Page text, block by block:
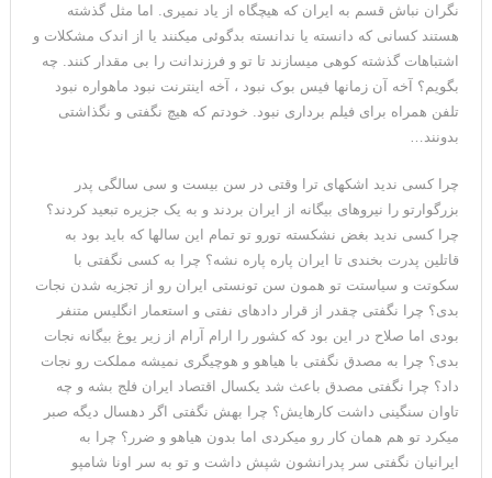
نگران نباش قسم به ایران که هیچگاه از یاد نمیری. اما مثل گذشته
هستند کسانی که دانسته یا ندانسته بدگوئی میکنند یا از اندک مشکلات و
اشتباهات گذشته کوهی میسازند تا تو و فرزندانت را بی مقدار کنند. چه
بگویم؟ آخه آن زمانها فیس بوک نبود ، آخه اینترنت نبود ماهواره نبود
تلفن همراه برای فیلم برداری نبود. خودتم که هیچ نگفتی و نگذاشتی
بدونند…
چرا کسی ندید اشکهای ترا وقتی در سن بیست و سی سالگی پدر
بزرگوارتو را نیروهای بیگانه از ایران بردند و به یک جزیره تبعید کردند؟
چرا کسی ندید بغض نشکسته تورو تو تمام این سالها که باید بود به
قاتلین پدرت بخندی تا ایران پاره پاره نشه؟ چرا به کسی نگفتی با
سکوتت و سیاستت تو همون سن تونستی ایران رو از تجزیه شدن نجات
بدی؟ چرا نگفتی چقدر از قرار دادهای نفتی و استعمار انگلیس متنفر
بودی اما صلاح در این بود که کشور را ارام آرام از زیر یوغ بیگانه نجات
بدی؟ چرا به مصدق نگفتی با هیاهو و هوچیگری نمیشه مملکت رو نجات
داد؟ چرا نگفتی مصدق باعث شد یکسال اقتصاد ایران فلج بشه و چه
تاوان سنگینی داشت کارهایش؟ چرا بهش نگفتی اگر دهسال دیگه صبر
میکرد تو هم همان کار رو میکردی اما بدون هیاهو و ضرر؟ چرا به
ایرانیان نگفتی سر پدرانشون شپش داشت و تو به سر اونا شامپو